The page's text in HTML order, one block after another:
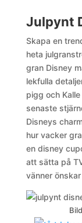
Julpynt
Skapa en
heta
gran Disney
lekfulla
pigg och
senaste
Disneys
hur vacker
en disney
att sätta på
vänner